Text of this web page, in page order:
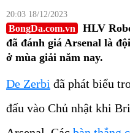
20:03 18/12/2023
BongDa.com.vn
HLV
đã đánh giá Arsenal là
ở mùa giải năm nay.
De Zerbi đã phát biểu
đấu vào Chủ nhật khi